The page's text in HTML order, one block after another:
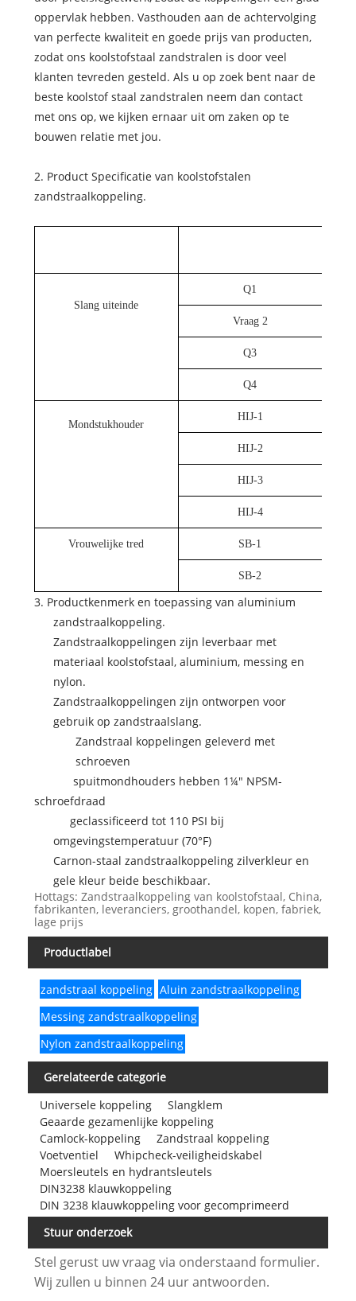
oppervlak hebben. Vasthouden aan de achtervolging
van perfecte kwaliteit en goede prijs van producten,
zodat ons koolstofstaal zandstralen is door veel
klanten tevreden gesteld. Als u op zoek bent naar de
beste koolstof staal zandstralen neem dan contact
met ons op, we kijken ernaar uit om zaken op te
bouwen relatie met jou.
2. Product Specificatie van koolstofstalen
zandstraalkoppeling.
Slang uiteinde
Q1
Vraag 2
Q3
Q4
Mondstukhouder
HIJ-1
HIJ-2
HIJ-3
HIJ-4
Vrouwelijke tred SB-1
SB-2
3. Productkenmerk en toepassing van aluminium
zandstraalkoppeling.
Zandstraalkoppelingen zijn leverbaar met
materiaal koolstofstaal, aluminium, messing en
nylon.
Zandstraalkoppelingen zijn ontworpen voor
gebruik op zandstraalslang.
Zandstraal koppelingen geleverd met
schroeven
spuitmondhouders hebben 1¼" NPSM-
schroefdraad
geclassificeerd tot 110 PSI bij
omgevingstemperatuur (70°F)
Carnon-staal zandstraalkoppeling zilverkleur en
gele kleur beide beschikbaar.
Hottags: Zandstraalkoppeling van koolstofstaal, China,
fabrikanten, leveranciers, groothandel, kopen, fabriek,
lage prijs
Productlabel
zandstraal koppeling Aluin zandstraalkoppeling
Messing zandstraalkoppeling
Nylon zandstraalkoppeling
Gerelateerde categorie
Universele koppeling
Slangklem
Geaarde gezamenlijke koppeling
Camlock-koppeling
Zandstraal koppeling
Voetventiel
Whipcheck-veiligheidskabel
Moersleutels en hydrantsleutels
DIN3238 klauwkoppeling
DIN 3238 klauwkoppeling voor gecomprimeerd
Stuur onderzoek
Stel gerust uw vraag via onderstaand formulier.
Wij zullen u binnen 24 uur antwoorden.